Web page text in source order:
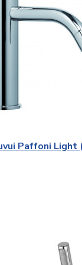
Paffoni Light